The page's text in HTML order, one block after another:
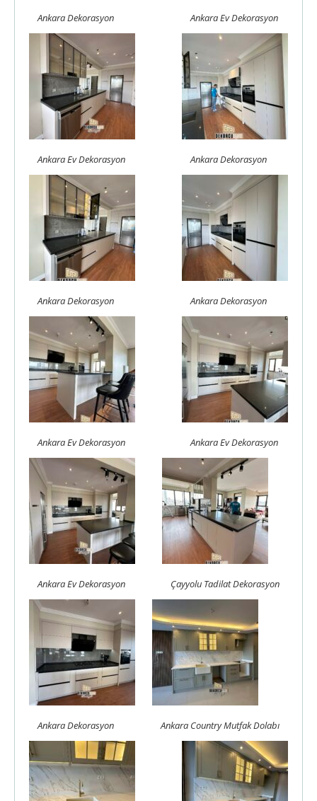
Ankara Dekorasyon Ankara Ev Dekorasyon
Ankara Ev Dekorasyon Ankara Dekorasyon
Ankara Dekorasyon Ankara Dekorasyon
Ankara Ev Dekorasyon Ankara Ev Dekorasyon
Ankara Ev Dekorasyon Çayyolu Tadilat Dekorasyon
Ankara Dekorasyon Ankara Country Mutfak Dolabı